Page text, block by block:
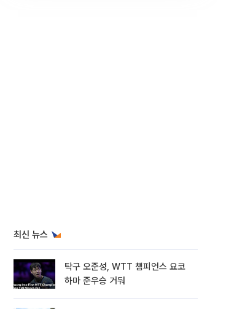
최신 뉴스
탁구 오준성, WTT 챔피언스 요코
하마 준우승 거둬